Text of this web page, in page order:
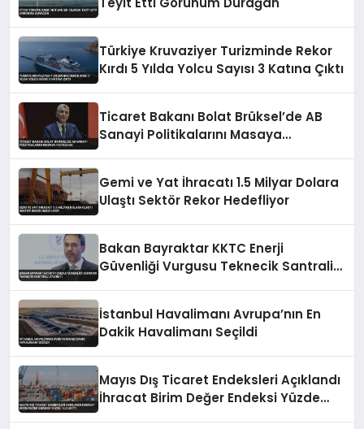
Türkiye Kruvaziyer Turizminde Rekor
Kırdı 5 Yılda Yolcu Sayısı 3 Katına Çıktı
Ticaret Bakanı Bolat Brüksel’de AB
Sanayi Politikalarını Masaya
Gemi ve Yat İhracatı 1.5 Milyar Dolara
Ulaştı Sektör Rekor Hedefliyor
Bakan Bayraktar KKTC Enerji
Güvenliği Vurgusu Teknecik Santrali
İstanbul Havalimanı Avrupa’nın En
Dakik Havalimanı Seçildi
Mayıs Dış Ticaret Endeksleri Açıklandı
İhracat Birim Değer Endeksi Yüzde